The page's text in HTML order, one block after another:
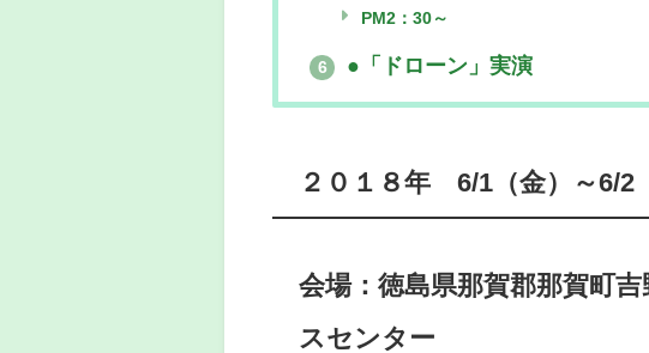
PM2：30～
6 ●「ドローン」実演
２０１８年 6/1（金）～6/2
会場：徳島県那賀郡那賀町
スセンター